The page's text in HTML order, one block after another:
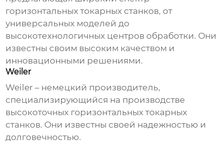
горизонтальных токарных станков, от
универсальных моделей до
высокотехнологичных центров обработки. Они
известны своим высоким качеством и
инновационными решениями.
Weiler
Weiler – немецкий производитель,
специализирующийся на производстве
высокоточных горизонтальных токарных
станков. Они известны своей надежностью и
долговечностью.